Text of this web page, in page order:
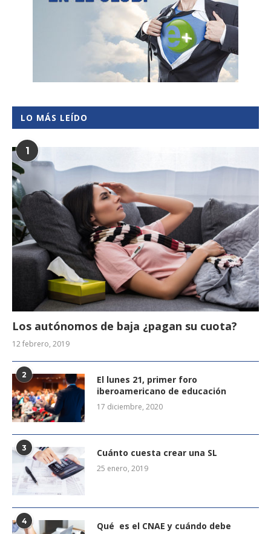
LO MÁS LEÍDO
1
Los autónomos de baja ¿pagan su cuota?
12 febrero, 2019
2
El lunes 21, primer foro
iberoamericano de educación
17 diciembre, 2020
3 Cuánto cuesta crear una SL
25 enero, 2019
4
Qué es el CNAE y cuándo debe